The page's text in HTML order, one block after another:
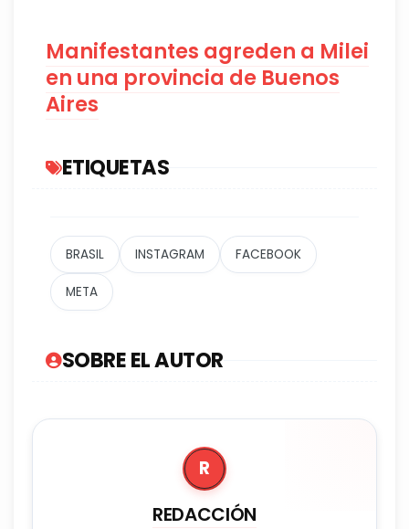
Manifestantes agreden a Milei
en una provincia de Buenos
Aires
ETIQUETAS
BRASIL INSTAGRAM FACEBOOK
META
SOBRE EL AUTOR
R
REDACCIÓN